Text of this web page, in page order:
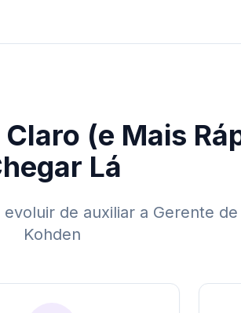
(e Mais
Lá
de auxiliar a Gerente
Kohden